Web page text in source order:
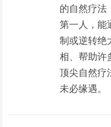
的自然疗法
第一人，能
制或逆转绝
相、帮助许
顶尖自然疗
未必缘遇。